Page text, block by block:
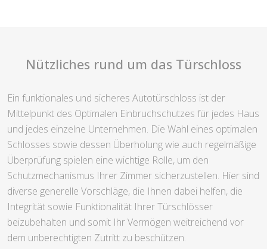
Nützliches rund um das Türschloss
Ein funktionales und sicheres Autotürschloss ist der
Mittelpunkt des Optimalen Einbruchschutzes für jedes Haus
und jedes einzelne Unternehmen. Die Wahl eines optimalen
Schlosses sowie dessen Überholung wie auch regelmäßige
Überprüfung spielen eine wichtige Rolle, um den
Schutzmechanismus Ihrer Zimmer sicherzustellen. Hier sind
diverse generelle Vorschläge, die Ihnen dabei helfen, die
Integrität sowie Funktionalität Ihrer Türschlösser
beizubehalten und somit Ihr Vermögen weitreichend vor
dem unberechtigten Zutritt zu beschützen.